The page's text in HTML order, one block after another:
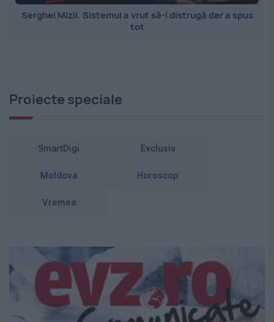
Serghei Mizil. Sistemul a vrut să-l distrugă dar a spus
tot
Proiecte speciale
SmartDigi Exclusiv
Moldova Horoscop
Vremea